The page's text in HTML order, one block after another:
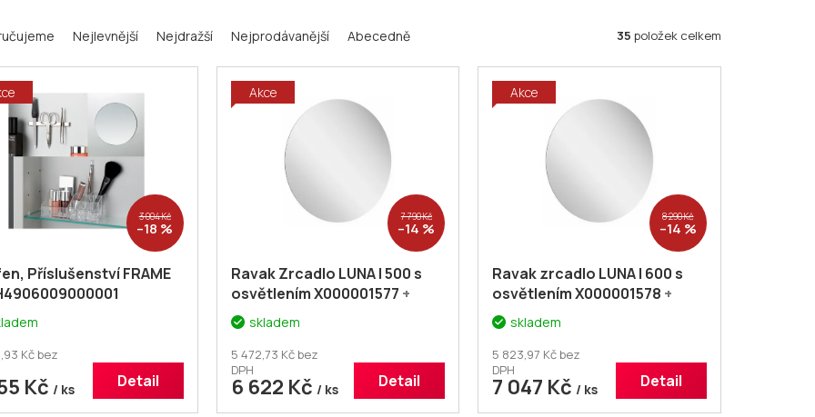
Nejlevnější Nejdražší Nejprodávanější Abecedně 35 položek celkem
3 004 Kč
–18 %
Příslušenství FRAME
Kč bez
Kč / ks Detail
Akce
7 790 Kč
–14 %
Ravak Zrcadlo LUNA I 500 s
osvětlením X000001577 +
voucher# Dodatečná sleva
5% kód: KOUPELNA
skladem
5 472,73 Kč bez
DPH
6 622 Kč / ks Detail
Akce
8 290 Kč
–14 %
Ravak zrcadlo LUNA I 600 s
osvětlením X000001578 +
voucher# Dodatečná sleva
5% kód: KOUPELNA
skladem
5 823,97 Kč bez
DPH
7 047 Kč / ks Detail